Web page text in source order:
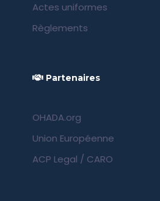
Actes uniformes
Règlements
Partenaires
OHADA.org
Union Européenne
ACP Legal / CARO